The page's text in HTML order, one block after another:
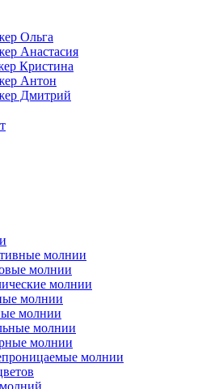
Ольга
Анастасия
Кристина
Антон
Дмитрий
молнии
молнии
молнии
молнии
молнии
молнии
молнии
молнии